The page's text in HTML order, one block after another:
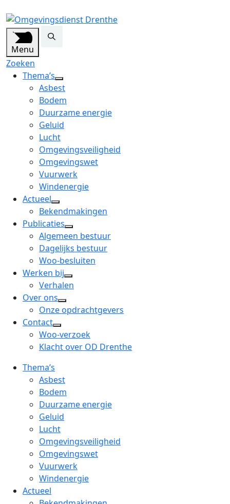
Menu
Zoeken
Thema’s
open
dropdown
menu
Asbest
Bodem
Duurzame energie
Geluid
Lucht
Omgevingsveiligheid
Omgevingswet
Vuurwerk
Windenergie
Actueel
open
dropdown
menu
Bekendmakingen
Publicaties
open
dropdown
menu
Algemeen bestuur
Dagelijks bestuur
Woo-besluiten
Werken bij
open
menu
Verhalen
Over ons
open
dropdown
menu
Onze opdrachtgevers
Contact
open
dropdown
Woo-verzoek
Klacht over OD Drenthe
Thema’s
Asbest
Bodem
Duurzame energie
Geluid
Lucht
Omgevingsveiligheid
Omgevingswet
Vuurwerk
Windenergie
Actueel